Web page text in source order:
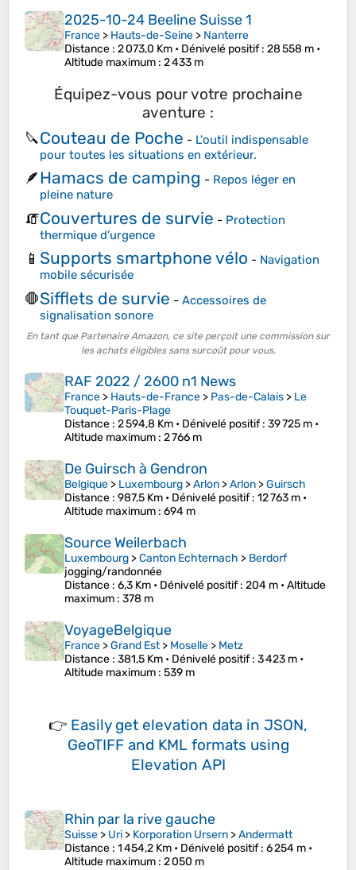
2025-10-24 Beeline Suisse 1
France > Hauts-de-Seine > Nanterre
Distance : 2 073,0 Km • Dénivelé positif: 28 558 m •
Altitude maximum : 2 433 m
Équipez-vous pour votre prochaine
aventure :
🔪Couteau de Poche - L'outil indispensable
pour toutes les situations en extérieur.
🪶Hamacs de camping - Repos léger en
pleine nature
🧯Couvertures de survie - Protection
thermique d’urgence
📱 Supports smartphone vélo - Navigation
mobile sécurisée
🛑Sifflets de survie - Accessoires de
signalisation sonore
En tant que Partenaire Amazon, ce site perçoit une commission sur
les achats éligibles sans surcoût pour vous.
RAF 2022 / 2600 n1 News
France > Hauts-de-France > Pas-de-Calais > Le
Touquet-Paris-Plage
Distance : 2 594,8 Km • Dénivelé positif: 39 725 m •
Altitude maximum : 2 766 m
De Guirsch à Gendron
Belgique > Luxembourg >Arlon >Arlon >Guirsch
Distance : 987,5 Km • Dénivelé positif: 12 763 m •
Altitude maximum : 694 m
Source Weilerbach
Luxembourg >Canton Echternach > Berdorf
jogging/randonnée
Distance : 6,3 Km • Dénivelé positif: 204 m •Altitude
maximum : 378 m
VoyageBelgique
France >Grand Est> Moselle > Metz
Distance : 381,5 Km • Dénivelé positif: 3 423 m •
Altitude maximum : 539 m
👉 Easily get elevation data in JSON,
GeoTIFF and KML formats using
Elevation API
Rhin par la rive gauche
Suisse > Uri > Korporation Ursern >Andermatt
Distance : 1 454,2 Km • Dénivelé positif: 6 254 m •
Altitude maximum : 2 050 m